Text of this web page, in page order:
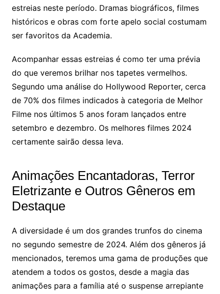
estreias neste período. Dramas biográficos, filmes
históricos e obras com forte apelo social costumam
ser favoritos da Academia.
Acompanhar essas estreias é como ter uma prévia
do que veremos brilhar nos tapetes vermelhos.
Segundo uma análise do Hollywood Reporter, cerca
de 70% dos filmes indicados à categoria de Melhor
Filme nos últimos 5 anos foram lançados entre
setembro e dezembro. Os melhores filmes 2024
certamente sairão dessa leva.
Animações Encantadoras, Terror
Eletrizante e Outros Gêneros em
Destaque
A diversidade é um dos grandes trunfos do cinema
no segundo semestre de 2024. Além dos gêneros já
mencionados, teremos uma gama de produções que
atendem a todos os gostos, desde a magia das
animações para a família até o suspense arrepiante